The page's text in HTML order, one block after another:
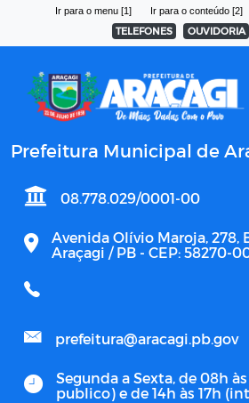
Ir para o menu [1] Ir para o conteúdo [2]
TELEFONES OUVIDORIA
Prefeitura Municipal de
08.778.029/0001-00
Avenida Olívio Maroja, 278,
Araçagi / PB - CEP: 58270-
prefeitura@aracagi.pb.gov
Segunda a Sexta, de 08h às
publico) e de 14h às 17h